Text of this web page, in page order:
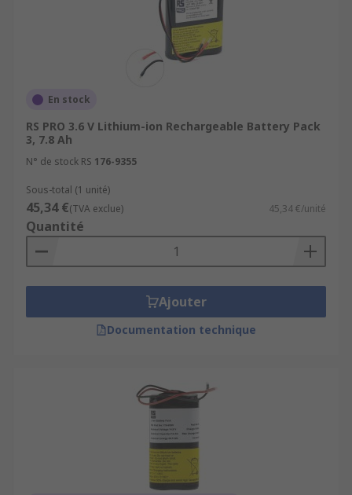
En stock
RS PRO 3.6 V Lithium-ion Rechargeable Battery Pack
3, 7.8 Ah
N° de stock RS 176-9355
Sous-total (1 unité)
45,34 €(TVA exclue) 45,34 €/unité
Quantité
Ajouter
Documentation technique